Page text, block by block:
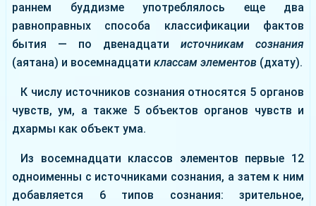
раннем буддизме употреблялось еще два
равноправных способа классификации фактов
бытия — по двенадцати источникам сознания
(аятана) и восемнадцати классам элементов (дхату).
К числу источников сознания относятся 5 органов
чувств, ум, а также 5 объектов органов чувств и
дхармы как объект ума.
Из восемнадцати классов элементов первые 12
одноименны с источниками сознания, а затем к ним
добавляется 6 типов сознания: зрительное,